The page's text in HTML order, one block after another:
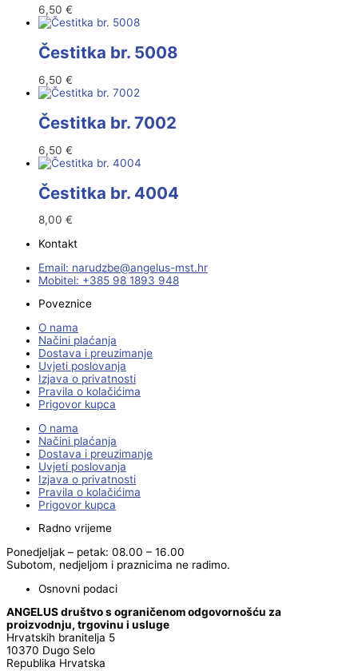
6,50 €
Čestitka br. 5008
6,50 €
Čestitka br. 7002
6,50 €
Čestitka br. 4004
8,00 €
Kontakt
Email:
rh.tsm-sulegna
@ebzduran
Mobitel: +385 98 1893 948
Poveznice
O nama
Načini plaćanja
Dostava i preuzimanje
Uvjeti poslovanja
Izjava o privatnosti
Pravila o kolačićima
Prigovor kupca
O nama
Načini plaćanja
Dostava i preuzimanje
Uvjeti poslovanja
Izjava o privatnosti
Pravila o kolačićima
Prigovor kupca
Radno vrijeme
Ponedjeljak – petak: 08.00 – 16.00
Subotom, nedjeljom i praznicima ne radimo.
Osnovni podaci
ANGELUS društvo s ograničenom odgovornošću za
proizvodnju, trgovinu i usluge
Hrvatskih branitelja 5
10370 Dugo Selo
Republika Hrvatska